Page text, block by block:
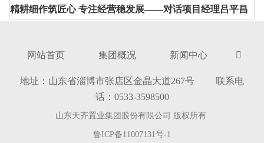
精耕细作筑匠心 专注经营稳发展——对话项目经理吕平昌
网站首页 集团概况 新闻中心 
地址：山东省淄博市张店区金晶大道267号 联系电
话：0533-3598500
山东天齐置业集团股份有限公司 版权所有
鲁ICP备11007131号-1